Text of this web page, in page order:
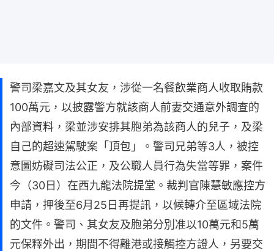
警司梁嘉文及其女友，涉從一名餐飲業商人收取賄款
100萬元，以披露警方就該商人前妻交通意外調查的
內部資料，梁並涉安排其胞弟為該商人的兒子，及梁
自己的超速駕駛案「頂包」。警司兄弟等3人，被控
意圖妨礙司法公正，及公職人員行為失當等罪，案件
今（30日）在西九龍法院提堂。裁判官陳慧敏應控方
申請，押後至6月25日再提訊，以候轉介至區域法院
的文件。警司、其女友及胞弟分別准以10萬元和5萬
元保釋外出，期間不得離港或接觸控方證人，另要交